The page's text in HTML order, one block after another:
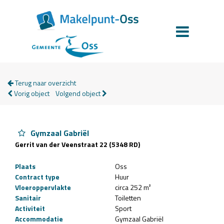
Terug naar overzicht
Vorig object Volgend object
Gymzaal Gabriël
Gerrit van der Veenstraat 22 (5348 RD)
Plaats
Oss
Contract type
Huur
Vloeroppervlakte
circa 252 m²
Sanitair
Toiletten
Activiteit
Sport
Accommodatie
Gymzaal Gabriël